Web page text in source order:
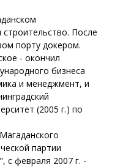
После
порту докером.
- окончил
бизнеса
и менеджмент, и
(2005 г.) по
партии
с февраля 2007 г. -